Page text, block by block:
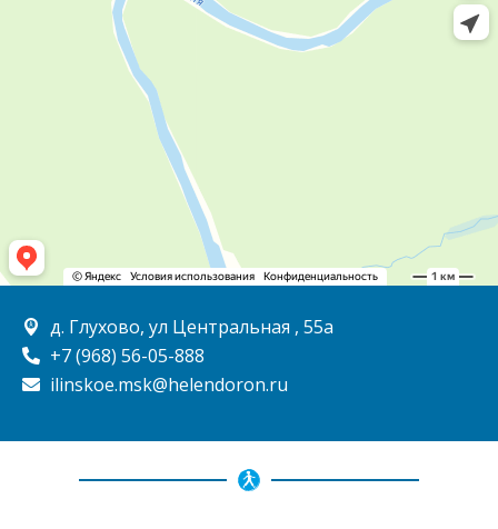
д. Глухово, ул Центральная , 55а
+7 (968) 56-05-888
ilinskoe.msk@helendoron.ru